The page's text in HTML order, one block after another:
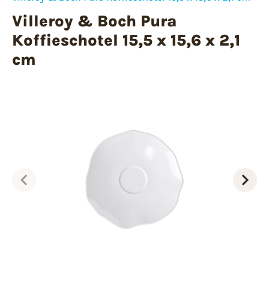
Villeroy & Boch Pura
Koffieschotel 15,5 x 15,6 x 2,1
cm